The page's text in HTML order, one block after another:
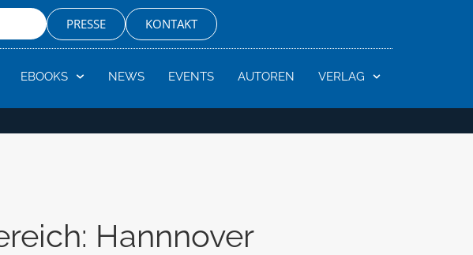
PRESSE KONTAKT
EBOOKS NEWS EVENTS AUTOREN VERLAG
Hannnover